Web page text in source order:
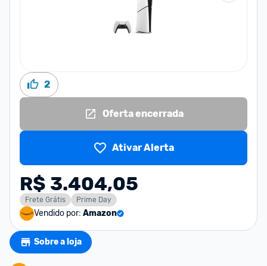
2
Oferta encerrada
Ativar Alerta
R$ 3.404,05
Frete Grátis Prime Day
Vendido por: Amazon
Sobre a loja